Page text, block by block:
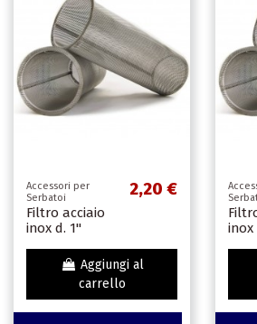
Accessori per
Serbatoi
Filtro acciaio
inox d. 1"
2,20 €
Aggiungi al
carrello
inox